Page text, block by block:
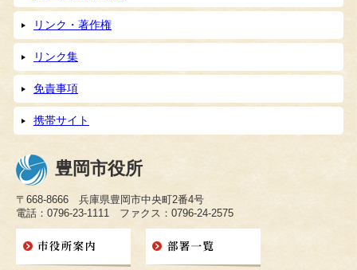
リンク・著作権
リンク集
免責事項
携帯サイト
豊岡市役所
〒668-8666 兵庫県豊岡市中央町2番4号
電話：0796-23-1111 ファクス：0796-24-2575